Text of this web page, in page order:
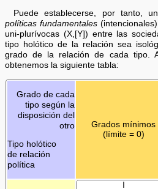
Puede establecerse, por tanto,
políticas fundamentales
uni-plurívocas (X,[Y]) entre las
tipo holótico de la relación sea
grado de la relación de cada tipo.
obtenemos la siguiente tabla:
Grado de cada
tipo según la
disposición del
otro
Tipo holótico
de relación
política
Grados mínimos
(límite = 0)